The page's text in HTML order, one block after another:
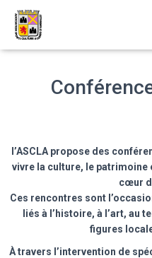
l’ASCLA propose des
vivre la culture, le
cœur
Ces rencontres sont
liés à l’histoire, à l’art, au
figures
À travers l’intervention de